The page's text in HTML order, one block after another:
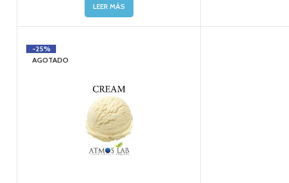
LEER MÁS
-25%
AGOTADO